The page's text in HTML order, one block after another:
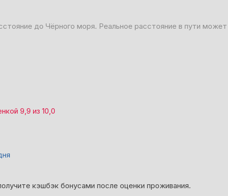
до Чёрного моря. Реальное расстояние в пути
9,9 из 10,0
кэшбэк бонусами после оценки проживания.